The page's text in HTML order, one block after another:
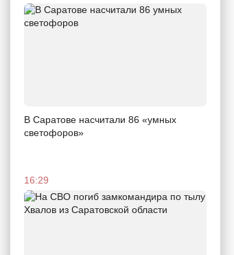
В Саратове насчитали 86 «умных
светофоров»
16:29